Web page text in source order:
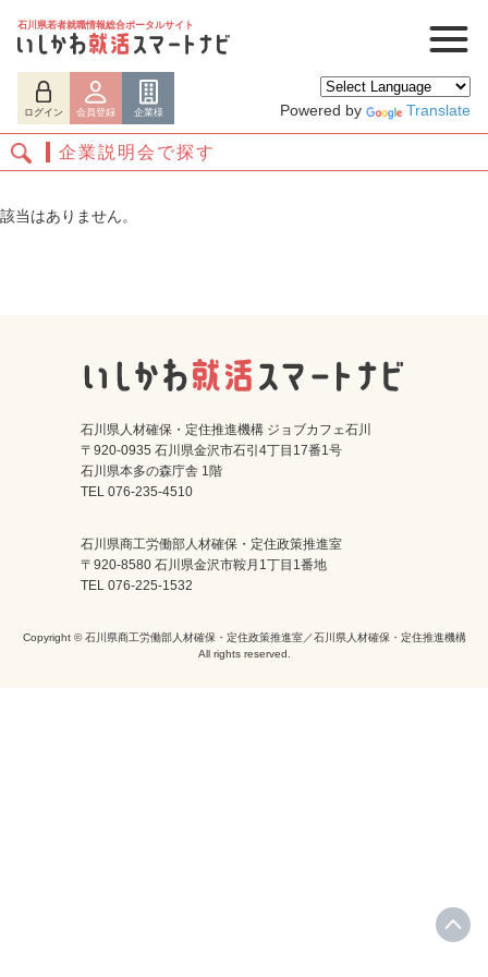
石川県若者就職情報総合ポータルサイト
ログイン 会員登録 企業様 Powered by Translate
ログイン 会員登録
企業説明会で探す
該当はありません。
石川県人材確保・定住推進機構 ジョブカフェ石川
〒920-0935 石川県金沢市石引4丁目17番1号
石川県本多の森庁舎 1階
TEL 076-235-4510
石川県商工労働部人材確保・定住政策推進室
〒920-8580 石川県金沢市鞍月1丁目1番地
TEL 076-225-1532
Copyright © 石川県商工労働部人材確保・定住政策推進室／石川県人材確保・定住推進機構
All rights reserved.